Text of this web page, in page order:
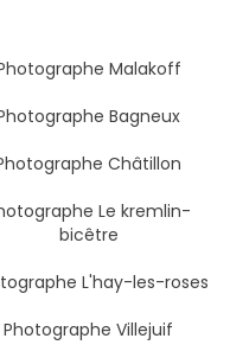
Malakoff
Bagneux
Châtillon
Le kremlin-
bicêtre
L'hay-les-roses
Photographe Villejuif